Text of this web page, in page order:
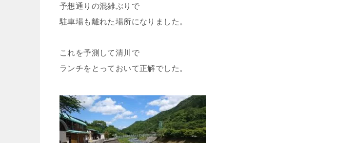
予想通りの混雑ぶりで
駐車場も離れた場所になりました。
これを予測して清川で
ランチをとっておいて正解でした。